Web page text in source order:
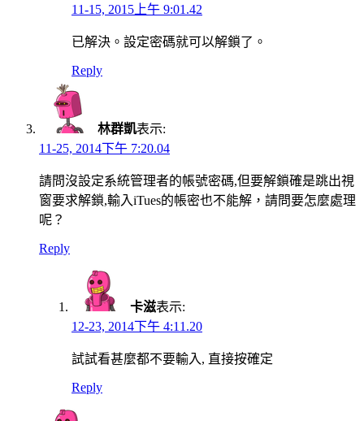
11-15, 2015上午 9:01.42
已解決。設定密碼就可以解鎖了。
Reply
林群凱表示:
11-25, 2014下午 7:20.04
請問沒設定系統管理者的帳號密碼,但要解鎖確是跳出視
窗要求解鎖,輸入iTues的帳密也不能解，請問要怎麼處理
呢？
Reply
卡滋表示:
12-23, 2014下午 4:11.20
試試看甚麼都不要輸入, 直接按確定
Reply